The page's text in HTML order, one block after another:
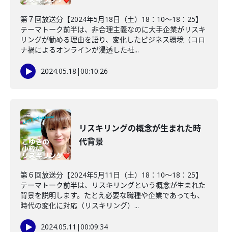
第７回放送分【2024年5月18日（土）18：10～18：25】
テーマトーク前半は、非合理主義なのに大手企業がリスキ
リングが勧める理由を語り、変化したビジネス環境（コロ
ナ禍によるオンラインが浸透した社...
2024.05.18 |00:10:26
リスキリングの概念が生まれた時
代背景
第６回放送分【2024年5月11日（土）18：10～18：25】
テーマトーク前半は、リスキリングという概念が生まれた
背景を説明します。たとえ必要な職種や企業であっても、
時代の変化に対応（リスキリング）...
2024.05.11 |00:09:34